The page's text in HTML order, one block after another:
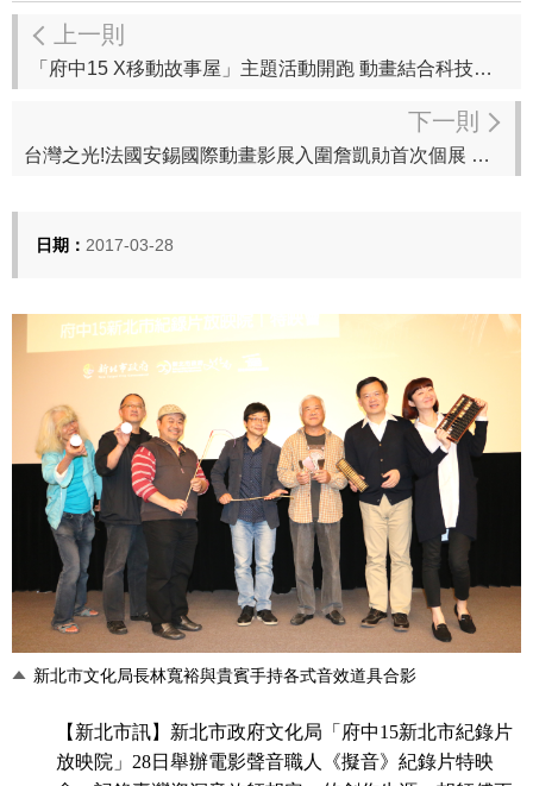
上一則
「府中15 X移動故事屋」主題活動開跑 動畫結合科技真人4D互動劇場 即日起開放售票
下一則
台灣之光!法國安錫國際動畫影展入圍詹凱勛首次個展 府中15邀你零距離與動畫家面對面
日期： 2017-03-28
新北市文化局長林寬裕與貴賓手持各式音效道具合影
【新北市訊】新北市政府文化局「府中15新北市紀錄片
放映院」28日舉辦電影聲音職人《擬音》紀錄片特映